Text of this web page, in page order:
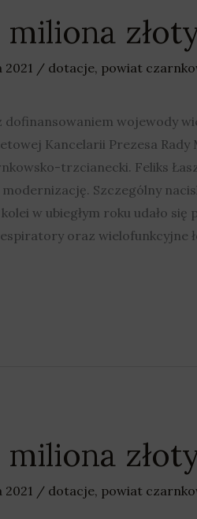
miliona
2021 / dotacje, powiat
wojewody
Kancelarii Prezesa
trzcianecki. Feliks
Szczególny
w ubiegłym roku udało
oraz wielofunkcyjne
miliona
2021 / dotacje, powiat